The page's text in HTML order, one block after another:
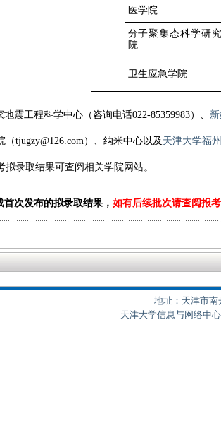
医学院
分子聚集态科学研究
院
卫生应急学院
地震工程科学中心（咨询电话022-85359983）、
（tjugzy@126.com）、纳米中心以及 天津大学福
拟录取结果可查阅相关学院网站。
首次发布的拟录取结果，如有后续批次请查阅报
地址：天津市南
天津大学信息与网络中